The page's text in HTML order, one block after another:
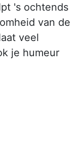
's ochtends
van de
veel
je humeur